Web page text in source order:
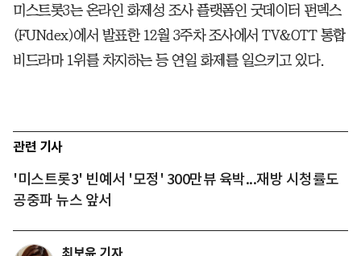
미스트롯3는 온라인 화제성 조사 플랫폼인 굿데이터 펀덱스
(FUNdex)에서 발표한 12월 3주차 조사에서 TV&OTT 통합
비드라마 1위를 차지하는 등 연일 화제를 일으키고 있다.
관련 기사
'미스트롯3' 빈예서 '모정' 300만뷰 육박...재방 시청률도
공중파 뉴스 앞서